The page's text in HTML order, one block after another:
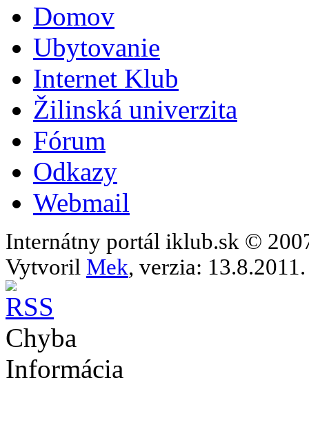
Domov
Ubytovanie
Internet Klub
Žilinská univerzita
Fórum
Odkazy
Webmail
Internátny portál iklub.sk ©
Vytvoril Mek, verzia: 13.8.2011.
Chyba
Informácia